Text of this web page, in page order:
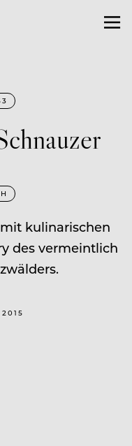
kulinarischen
des vermeintlich